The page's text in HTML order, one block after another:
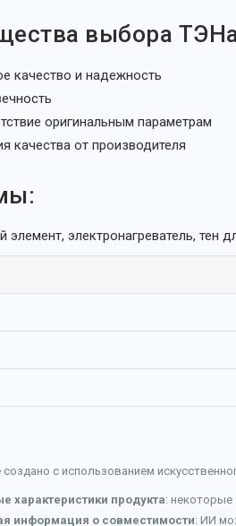
выбора ТЭНа
качество и надежность
оригинальным параметрам
качества от производителя
элемент, электронагреватель, тен
создано с использованием
характеристики продукта: некоторые
информация о совместимости: ИИ